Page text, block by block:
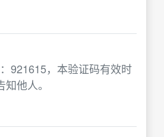
：921615，本验证码有效时
他人。